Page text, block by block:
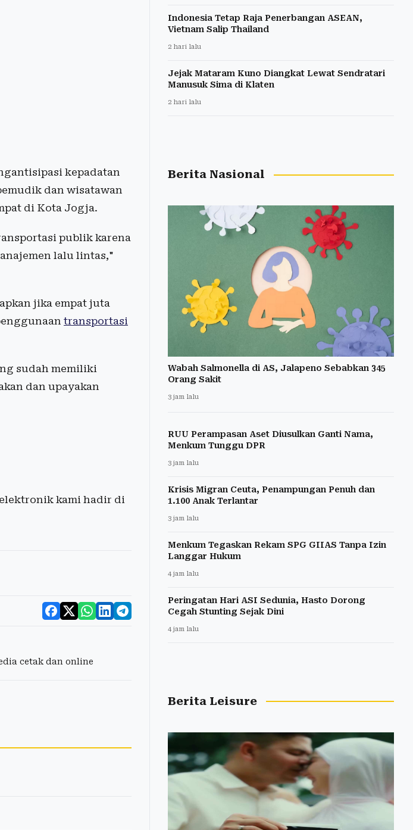
kepadatan
dan wisatawan
di Kota Jogja.
publik karena
lalu lintas,"
jika empat juta
transportasi
sudah memiliki
dan upayakan
kami hadir di
cetak dan online
Indonesia Tetap Raja Penerbangan ASEAN,
Vietnam Salip Thailand
2 hari lalu
Jejak Mataram Kuno Diangkat Lewat Sendratari
Manusuk Sima di Klaten
2 hari lalu
Berita Nasional
Wabah Salmonella di AS, Jalapeno Sebabkan 345
Orang Sakit
3 jam lalu
RUU Perampasan Aset Diusulkan Ganti Nama,
Menkum Tunggu DPR
3 jam lalu
Krisis Migran Ceuta, Penampungan Penuh dan
1.100 Anak Terlantar
3 jam lalu
Menkum Tegaskan Rekam SPG GIIAS Tanpa Izin
Langgar Hukum
4 jam lalu
Peringatan Hari ASI Sedunia, Hasto Dorong
Cegah Stunting Sejak Dini
4 jam lalu
Berita Leisure